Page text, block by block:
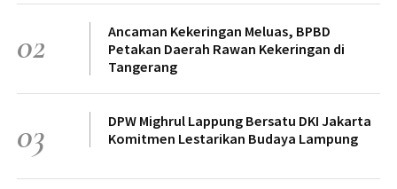
02
Ancaman Kekeringan Meluas, BPBD
Petakan Daerah Rawan Kekeringan di
Tangerang
03
DPW Mighrul Lappung Bersatu DKI Jakarta
Komitmen Lestarikan Budaya Lampung